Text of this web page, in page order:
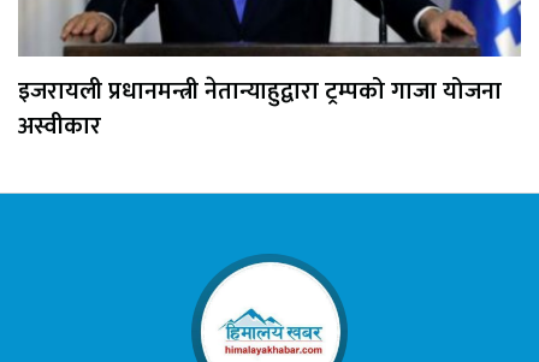
इजरायली प्रधानमन्त्री नेतान्याहुद्वारा ट्रम्पको गाजा योजना
अस्वीकार